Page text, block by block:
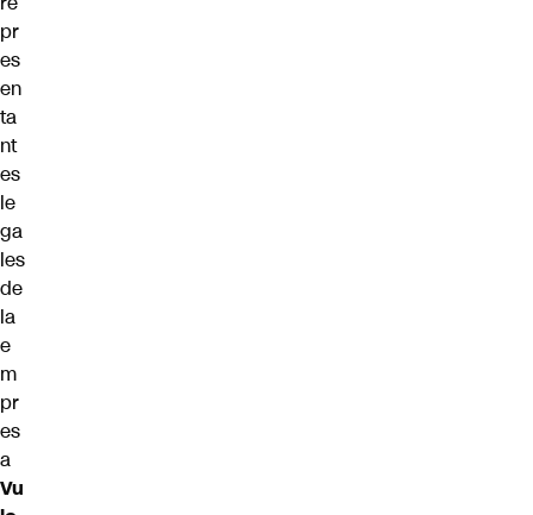
pr
es
en
ta
nt
es
le
ga
les
de
la
e
m
pr
es
a
Vu